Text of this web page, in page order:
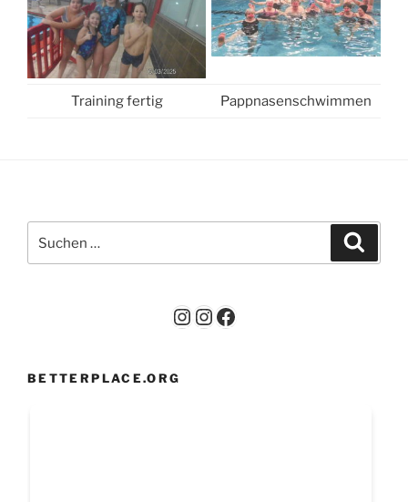
Training fertig Pappnasenschwimmen
nach:
Instagram
Instagram
Facebook
BETTERPLACE.ORG